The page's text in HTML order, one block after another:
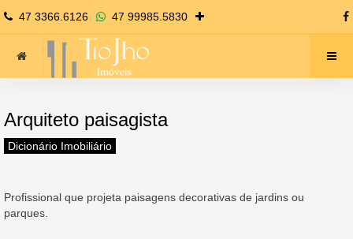
47 3366.6126 47 99985.5830
Arquiteto paisagista
Dicionário Imobiliário
Profissional que projeta paisagens decorativas de jardins ou
parques.